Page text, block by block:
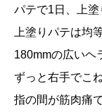
パテで1日、上塗
上塗りパテは均
180mmの広いヘ
ずっと右手でこ
指の間が筋肉痛で